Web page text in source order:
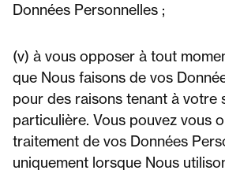
Données Personnelles ;
(v) à vous opposer à tout
que Nous faisons de vos
pour des raisons tenant à votre
particulière. Vous pouvez vous
traitement de vos Données
uniquement lorsque Nous